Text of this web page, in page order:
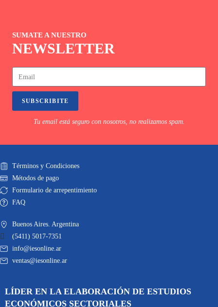
SUMATE A NUESTRO
NEWSLETTER
SUBSCRIBITE
Tu email está seguro con nosotros, no realizamos spam.
Términos y Condiciones
Métodos de pago
Formulario de arrepentimiento
FAQ
Buenos Aires. Argentina
(5411) 5017-7351
info@iesonline.ar
ventas@iesonline.ar
LÍDER EN LA ELABORACIÓN DE ESTUDIOS
ECONÓMICOS SECTORIALES